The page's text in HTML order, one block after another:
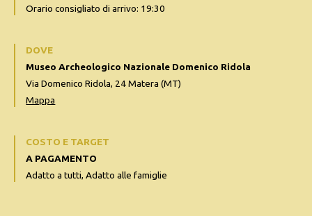
Orario consigliato di arrivo: 19:30
DOVE
Museo Archeologico Nazionale Domenico Ridola
Via Domenico Ridola, 24 Matera (MT)
Mappa
COSTO E TARGET
A PAGAMENTO
Adatto a tutti, Adatto alle famiglie